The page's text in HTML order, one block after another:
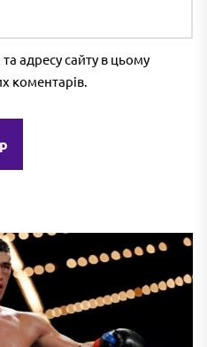
адресу сайту в цьому
коментарів.